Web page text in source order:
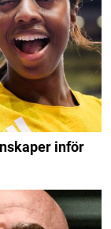
inför